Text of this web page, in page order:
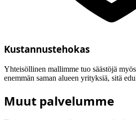
Kustannustehokas
Yhteisöllinen mallimme tuo säästöjä
enemmän saman alueen yrityksiä, sitä
Muut palvelumme